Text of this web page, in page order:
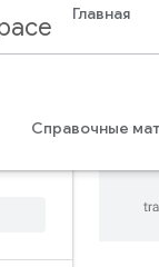
Главная
Справочные